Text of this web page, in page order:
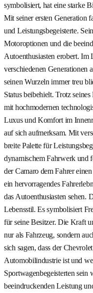
symbolisiert, hat eine starke
Mit seiner ersten Generation
und Leistungsbegeisterte.
Motoroptionen und die
Autoenthusiasten erobert.
verschiedenen Generationen
seinen Wurzeln immer treu
Status beibehielt. Trotz
mit hochmodernen
Luxus und Komfort im
auf sich aufmerksam. Mit
breite Palette für
dynamischem Fahrwerk und
der Camaro dem Fahrer
ein hervorragendes
das Autoenthusiasten sehen.
Lebensstil. Es symbolisiert
für seine Besitzer. Die Kraft
nur als Fahrzeug, sondern
sich sagen, dass der
Automobilindustrie ist und
Sportwagenbegeisterten sein
beeindruckenden Leistung